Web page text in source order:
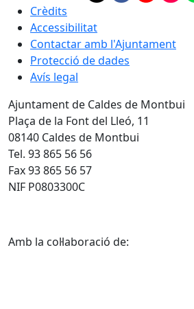
Crèdits
Accessibilitat
Contactar amb l'Ajuntament
Protecció de dades
Avís legal
Ajuntament de Caldes de Montbui
Plaça de la Font del Lleó, 11
08140 Caldes de Montbui
Tel. 93 865 56 56
Fax 93 865 56 57
NIF P0803300C
Amb la col·laboració de: